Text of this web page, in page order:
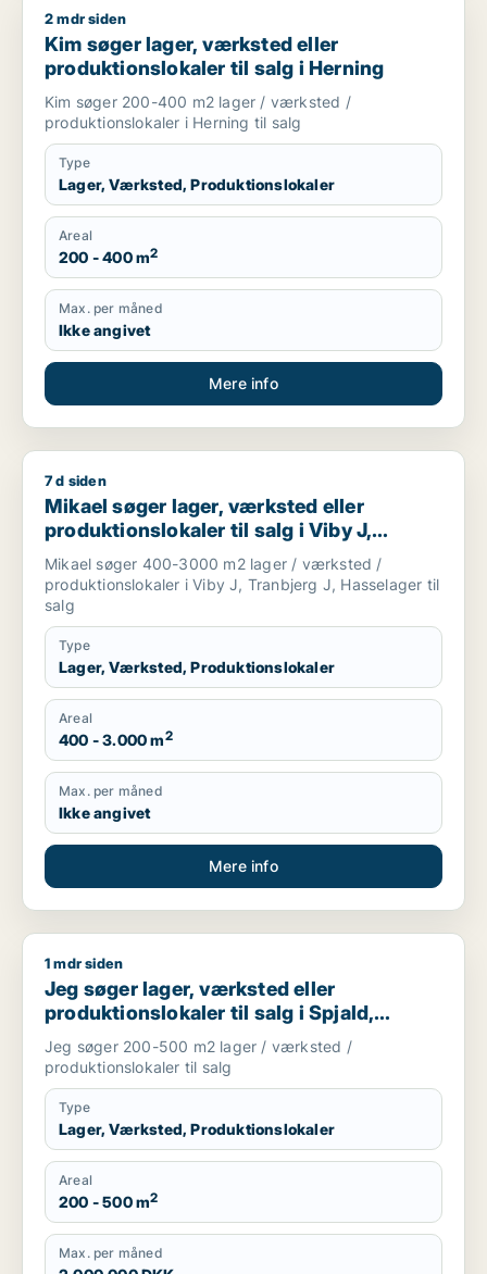
Kim søger lager, værksted eller produktionslokaler til salg i
2 mdr siden
Kim søger lager, værksted eller
produktionslokaler til salg i Herning
Kim søger 200-400 m2 lager / værksted /
produktionslokaler i Herning til salg
Type
Lager, Værksted, Produktionslokaler
Areal
200 - 400 m2
Max. per måned
Ikke angivet
Mere info
Mikael søger lager, værksted eller produktionslokaler til
7 d siden
Mikael søger lager, værksted eller
produktionslokaler til salg i Viby J,
Tranbjerg J eller Hasselager
Mikael søger 400-3000 m2 lager / værksted /
produktionslokaler i Viby J, Tranbjerg J, Hasselager til
salg
Type
Lager, Værksted, Produktionslokaler
Areal
400 - 3.000 m2
Max. per måned
Ikke angivet
Mere info
Jeg søger lager, værksted eller produktionslokaler til salg i
1 mdr siden
Jeg søger lager, værksted eller
produktionslokaler til salg i Spjald,
Ørnhøj eller Tim m.fl.
Jeg søger 200-500 m2 lager / værksted /
produktionslokaler til salg
Type
Lager, Værksted, Produktionslokaler
Areal
200 - 500 m2
Max. per måned